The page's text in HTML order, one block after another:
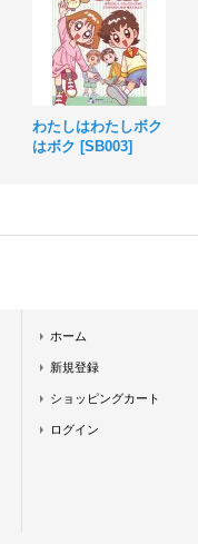
わたしはわたしボク
はボク [SB003]
ホーム
新規登録
ショッピングカート
ログイン